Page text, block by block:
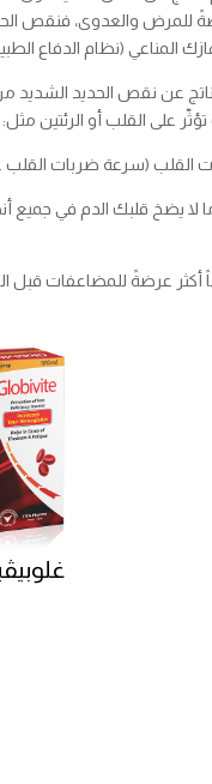
للمرض والعدوى، فنقص
المناعي (نظام الدفاع
عن نقص الحديد الشديد
على القلب أو الرئتين مثل:
القلب (سرعة ضربات القلب
لا يضخ قلبك الدم في جميع
أكثر عرضةً للمضاعفات قبل